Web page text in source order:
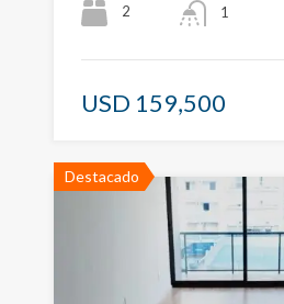
2
1
USD 159,500
Destacado